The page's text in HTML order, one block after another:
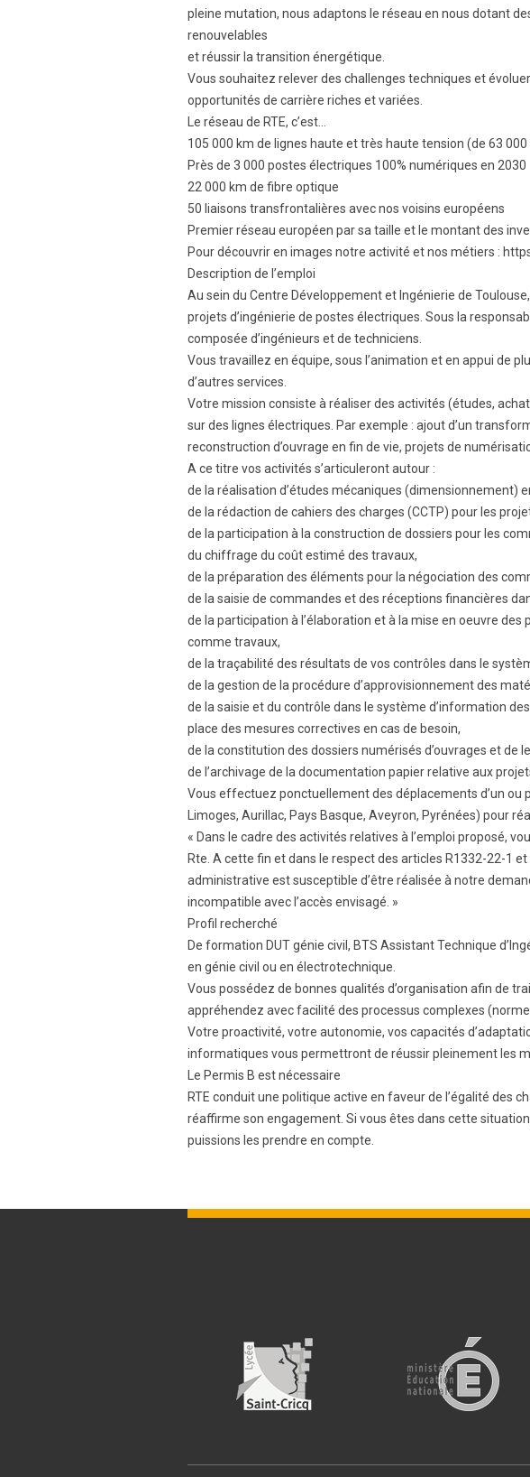
pleine mutation, nous adaptons le réseau en nous dotant
renouvelables
et réussir la transition énergétique.
Vous souhaitez relever des challenges techniques et
opportunités de carrière riches et variées.
Le réseau de RTE, c’est…
105 000 km de lignes haute et très haute tension (de 63 000
Près de 3 000 postes électriques 100% numériques en 2030
22 000 km de fibre optique
50 liaisons transfrontalières avec nos voisins européens
Premier réseau européen par sa taille et le montant des
Pour découvrir en images notre activité et nos métiers :
Description de l’emploi
Au sein du Centre Développement et Ingénierie de
projets d’ingénierie de postes électriques. Sous la
composée d’ingénieurs et de techniciens.
Vous travaillez en équipe, sous l’animation et en appui de
d’autres services.
Votre mission consiste à réaliser des activités (études,
sur des lignes électriques. Par exemple : ajout d’un
reconstruction d’ouvrage en fin de vie, projets de
A ce titre vos activités s’articuleront autour :
de la réalisation d’études mécaniques (dimensionnement)
de la rédaction de cahiers des charges (CCTP) pour les
de la participation à la construction de dossiers pour les
du chiffrage du coût estimé des travaux,
de la préparation des éléments pour la négociation des
de la saisie de commandes et des réceptions financières
de la participation à l’élaboration et à la mise en oeuvre
comme travaux,
de la traçabilité des résultats de vos contrôles dans le
de la gestion de la procédure d’approvisionnement des
de la saisie et du contrôle dans le système d’information
place des mesures correctives en cas de besoin,
de la constitution des dossiers numérisés d’ouvrages et de
de l’archivage de la documentation papier relative aux
Vous effectuez ponctuellement des déplacements d’un ou
Limoges, Aurillac, Pays Basque, Aveyron, Pyrénées) pour
« Dans le cadre des activités relatives à l’emploi proposé,
Rte. A cette fin et dans le respect des articles R1332-22-1
administrative est susceptible d’être réalisée à notre
incompatible avec l’accès envisagé. »
Profil recherché
De formation DUT génie civil, BTS Assistant Technique
en génie civil ou en électrotechnique.
Vous possédez de bonnes qualités d’organisation afin de
appréhendez avec facilité des processus complexes
Votre proactivité, votre autonomie, vos capacités
informatiques vous permettront de réussir pleinement les
Le Permis B est nécessaire
RTE conduit une politique active en faveur de l’égalité des
réaffirme son engagement. Si vous êtes dans cette
puissions les prendre en compte.